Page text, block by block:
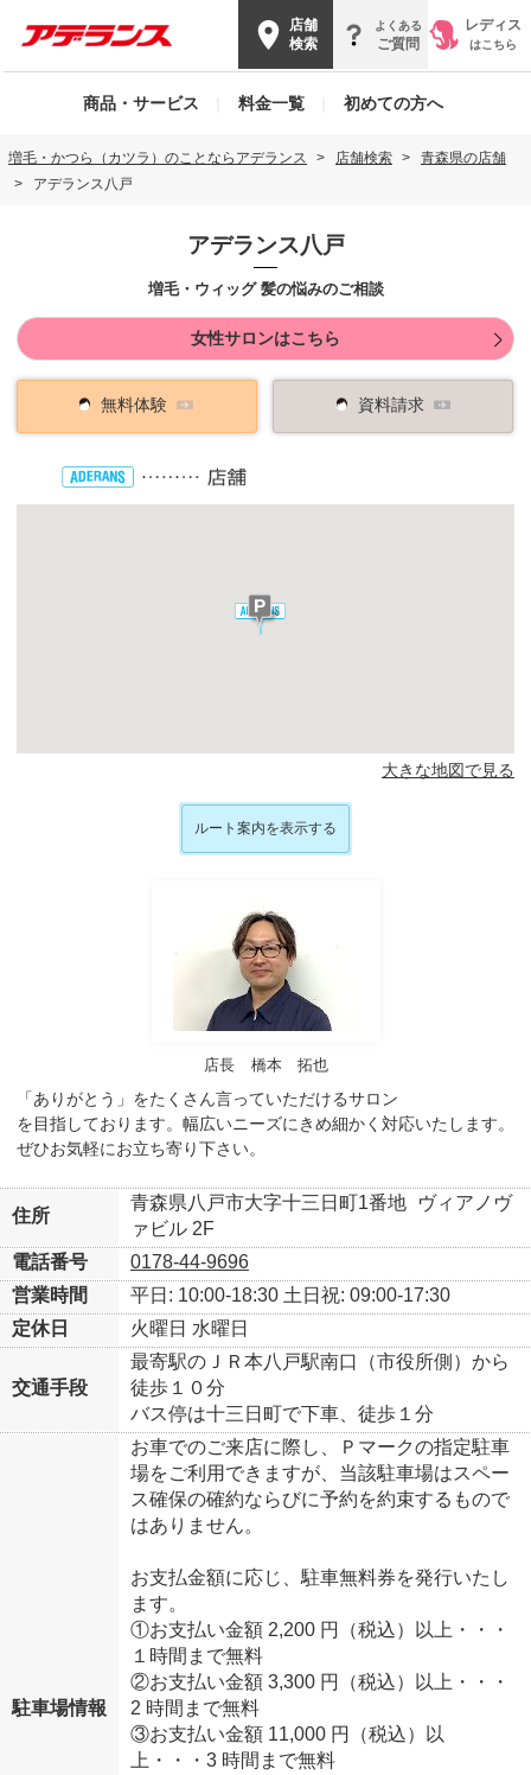
店舗
検索
よくある
ご質問
レディス
はこちら
商品・サービス 料金一覧 初めての方へ
増毛・かつら（カツラ）のことならアデランス 店舗検索
青森県の店舗
アデランス八戸
アデランス八戸
増毛・ウィッグ 髪の悩みのご相談
女性サロンはこちら
無料体験 資料請求
大きな地図で見る
ルート案内を表示する
店長 橋本 拓也
「ありがとう」をたくさん言っていただけるサロン
を目指しております。幅広いニーズにきめ細かく対応いたします。
ぜひお気軽にお立ち寄り下さい。
住所
青森県八戸市大字十三日町1番地
ヴィアノヴ
ァビル 2F
電話番号
0178-44-9696
営業時間
平日: 10:00-18:30 土日祝: 09:00-17:30
定休日
火曜日 水曜日
交通手段
最寄駅のＪＲ本八戸駅南口（市役所側）から
徒歩１０分
バス停は十三日町で下車、徒歩１分
駐車場情報
お車でのご来店に際し、Ｐマークの指定駐車
場をご利用できますが、当該駐車場はスペー
ス確保の確約ならびに予約を約束するもので
はありません。
お支払金額に応じ、駐車無料券を発行いたし
ます。
①お支払い金額 2,200 円（税込）以上・・・
１時間まで無料
②お支払い金額 3,300 円（税込）以上・・・
2 時間まで無料
③お支払い金額 11,000 円（税込）以
上・・・3 時間まで無料